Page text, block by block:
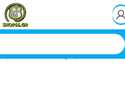
»Σκουπάκια Χειρός